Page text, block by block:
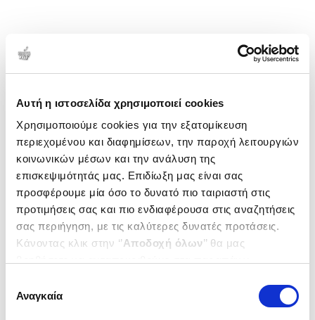
Αυτή η ιστοσελίδα χρησιμοποιεί cookies
Χρησιμοποιούμε cookies για την εξατομίκευση
περιεχομένου και διαφημίσεων, την παροχή λειτουργιών
κοινωνικών μέσων και την ανάλυση της
επισκεψιμότητάς μας. Επιδίωξη μας είναι σας
προσφέρουμε μία όσο το δυνατό πιο ταιριαστή στις
προτιμήσεις σας και πιο ενδιαφέρουσα στις αναζητήσεις
σας περιήγηση, με τις καλύτερες δυνατές προτάσεις.
Κάνοντας κλικ στην ‘’Αποδοχή όλων’’ θα μας
ενδιαφέρουν και να επιλέξετε από τα παρακάτω με την
΄΄και να ενημερωθείτε σχετικά με
συγκατάθεσης
Αναγκαία